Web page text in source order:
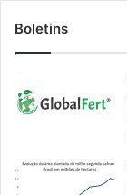
Boletins